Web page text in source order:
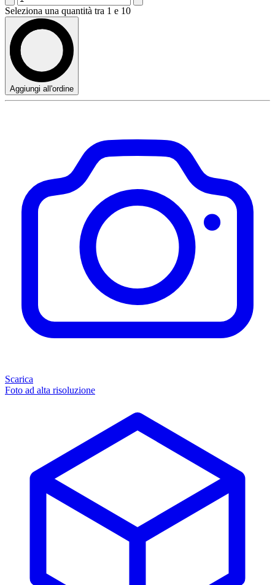
Seleziona una quantità tra 1 e 10
Aggiungi all'ordine
Scarica
Foto ad alta risoluzione